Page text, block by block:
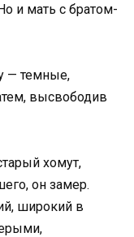
и мать с братом-
— темные,
высвободив
хомут,
он замер.
широкий в